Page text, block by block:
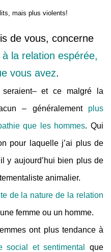
mais plus violents!
de vous, concerne
la relation espérée,
vous avez.
seraient– et ce malgré la
– généralement plus
que les hommes. Qui
pour laquelle j’ai plus de
y aujourd’hui bien plus de
animalier.
de la nature de la relation
femme ou un homme.
ont plus tendance à
social et sentimental
que